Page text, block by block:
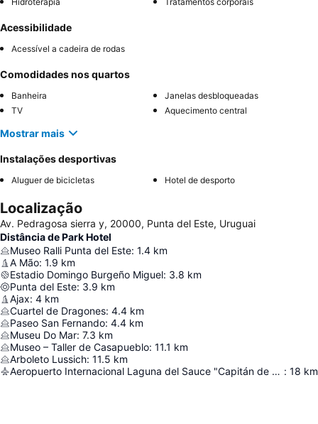
Acessibilidade
Acessível a cadeira de rodas
Comodidades nos quartos
Banheira
Janelas desbloqueadas
TV
Aquecimento central
Mostrar mais
Instalações desportivas
Aluguer de bicicletas Hotel de desporto
Localização
Av. Pedragosa sierra y, 20000, Punta del Este, Uruguai
Distância de Park Hotel
Museo Ralli Punta del Este: 1.4 km
A Mão: 1.9 km
Estadio Domingo Burgeño Miguel: 3.8 km
Punta del Este: 3.9 km
Ajax: 4 km
Cuartel de Dragones: 4.4 km
Paseo San Fernando: 4.4 km
Museu Do Mar: 7.3 km
Museo – Taller de Casapueblo: 11.1 km
Arboleto Lussich: 11.5 km
Aeropuerto Internacional Laguna del Sauce "Capitán de Corbeta Carlos Curbelo" : 18 km